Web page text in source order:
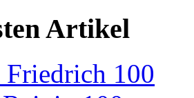
Artikel
Friedrich 100